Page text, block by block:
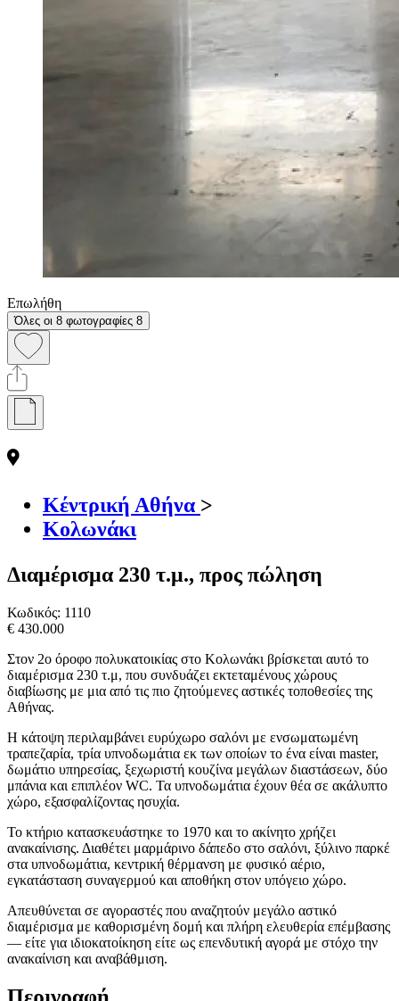
Επωλήθη
Όλες οι 8 φωτογραφίες 8
Κέντρική Αθήνα >
Κολωνάκι
Διαμέρισμα 230 τ.μ., προς πώληση
Κωδικός: 1110
€ 430.000
Στον 2ο όροφο πολυκατοικίας στο Κολωνάκι βρίσκεται αυτό το
διαμέρισμα 230 τ.μ, που συνδυάζει εκτεταμένους χώρους
διαβίωσης με μια από τις πιο ζητούμενες αστικές τοποθεσίες της
Αθήνας.
Η κάτοψη περιλαμβάνει ευρύχωρο σαλόνι με ενσωματωμένη
τραπεζαρία, τρία υπνοδωμάτια εκ των οποίων το ένα είναι master,
δωμάτιο υπηρεσίας, ξεχωριστή κουζίνα μεγάλων διαστάσεων, δύο
μπάνια και επιπλέον WC. Τα υπνοδωμάτια έχουν θέα σε ακάλυπτο
χώρο, εξασφαλίζοντας ησυχία.
Το κτήριο κατασκευάστηκε το 1970 και το ακίνητο χρήζει
ανακαίνισης. Διαθέτει μαρμάρινο δάπεδο στο σαλόνι, ξύλινο παρκέ
στα υπνοδωμάτια, κεντρική θέρμανση με φυσικό αέριο,
εγκατάσταση συναγερμού και αποθήκη στον υπόγειο χώρο.
Απευθύνεται σε αγοραστές που αναζητούν μεγάλο αστικό
διαμέρισμα με καθορισμένη δομή και πλήρη ελευθερία επέμβασης
— είτε για ιδιοκατοίκηση είτε ως επενδυτική αγορά με στόχο την
ανακαίνιση και αναβάθμιση.
Περιγραφή